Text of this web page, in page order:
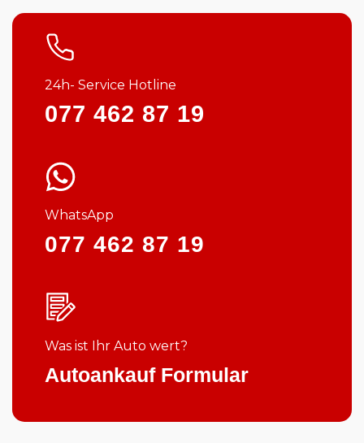
24h- Service Hotline
077 462 87 19
WhatsApp
077 462 87 19
Was ist Ihr Auto wert?
Autoankauf Formular